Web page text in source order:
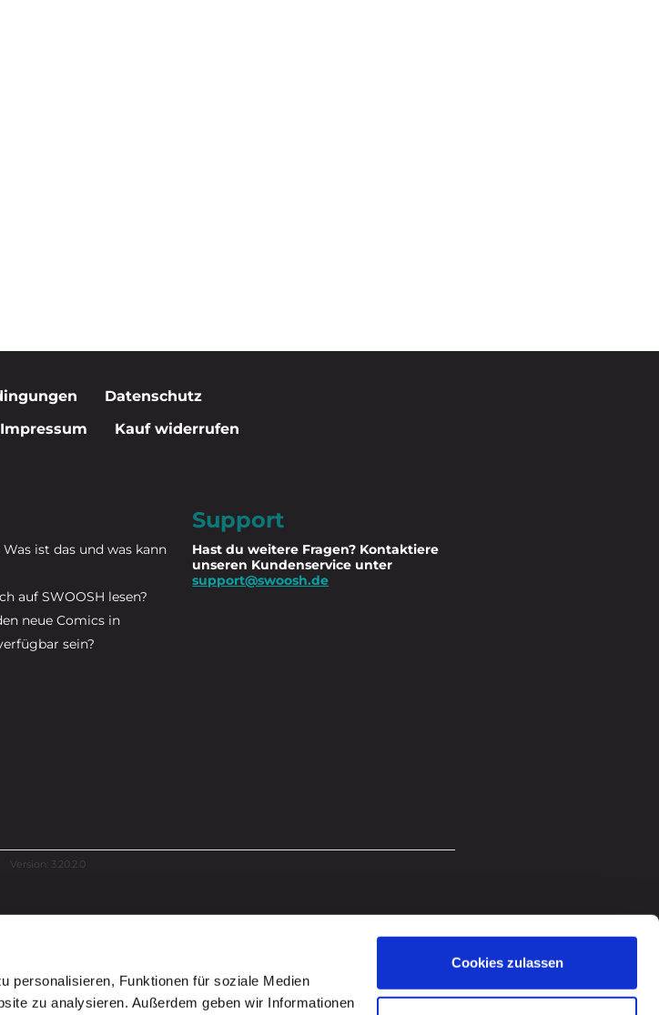
personalisieren, Funktionen für soziale Medien
zu analysieren. Außerdem geben wir Informationen
Cookies zulassen
Datenschutz
Impressum Kauf widerrufen
Was ist das und was kann
auf SWOOSH lesen?
neue Comics in
sein?
Support
Hast du weitere Fragen? Kontaktiere
unseren Kundenservice unter
support@swoosh.de
Version: 3.20.2.0